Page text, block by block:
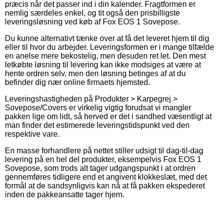
præcis når det passer ind i din kalender. Fragtformen er
nemlig særdeles enkel, og tit også den prisbilligste
leveringsløsning ved køb af Fox EOS 1 Sovepose.
Du kunne alternativt tænke over at få det leveret hjem til dig
eller til hvor du arbejder. Leveringsformen er i mange tilfælde
en anelse mere bekostelig, men desuden ret let. Den mest
letkøbte løsning til levering kan ikke modsiges at være at
hente ordren selv, men den løsning betinges af at du
befinder dig nær online firmaets hjemsted.
Leveringshastigheden på Produkter > Karpegrej >
Sovepose/Covers er virkelig vigtig forudsat vi mangler
pakken lige om lidt, så herved er det i sandhed væsentligt at
man finder det estimerede leveringstidspunkt ved den
respektive vare.
En masse forhandlere på nettet stiller udsigt til dag-til-dag
levering på en hel del produkter, eksempelvis Fox EOS 1
Sovepose, som trods alt tager udgangspunkt i at ordren
gennemføres tidligere end et angivent klokkeslæt, med det
formål at de sandsynligvis kan nå at få pakken ekspederet
inden de pakkeansatte tager hjem.